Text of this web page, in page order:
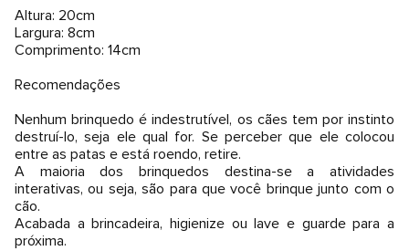
Altura: 20cm
Largura: 8cm
Comprimento: 14cm
Recomendações
Nenhum brinquedo é indestrutível, os cães tem por instinto
destruí-lo, seja ele qual for. Se perceber que ele colocou
entre as patas e está roendo, retire.
A maioria dos brinquedos destina-se a atividades
interativas, ou seja, são para que você brinque junto com o
cão.
Acabada a brincadeira, higienize ou lave e guarde para a
próxima.